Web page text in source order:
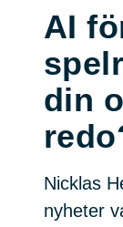
AI
din
Nicklas
nyheter